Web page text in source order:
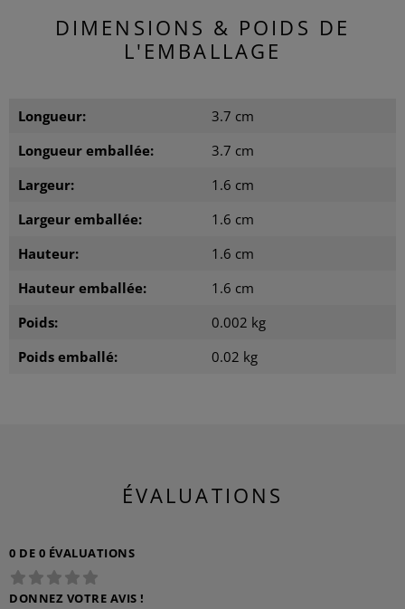
DIMENSIONS & POIDS DE
L'EMBALLAGE
Longueur:
3.7 cm
Longueur emballée:
3.7 cm
Largeur:
1.6 cm
Largeur emballée:
1.6 cm
Hauteur:
1.6 cm
Hauteur emballée:
1.6 cm
Poids:
0.002 kg
Poids emballé:
0.02 kg
ÉVALUATIONS
0 DE 0 ÉVALUATIONS
DONNEZ VOTRE AVIS !